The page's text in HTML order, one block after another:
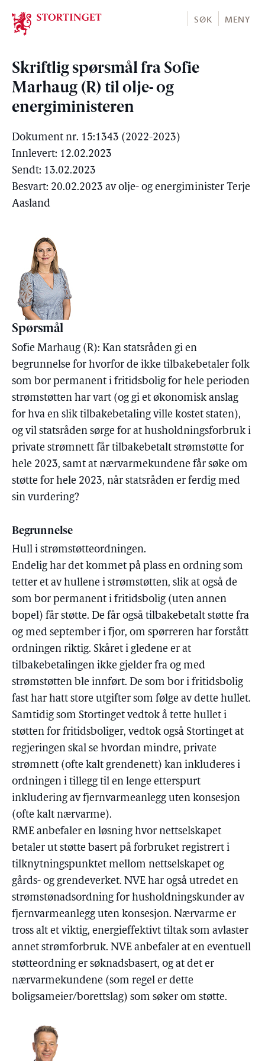
Stortinget.no
SØK MENY
Skriftlig spørsmål fra Sofie
Marhaug (R) til olje- og
energiministeren
Dokument nr. 15:1343 (2022-2023)
Innlevert: 12.02.2023
Sendt: 13.02.2023
Besvart: 20.02.2023 av olje- og energiminister Terje
Aasland
Spørsmål
Sofie Marhaug (R): Kan statsråden gi en
begrunnelse for hvorfor de ikke tilbakebetaler folk
som bor permanent i fritidsbolig for hele perioden
strømstøtten har vart (og gi et økonomisk anslag
for hva en slik tilbakebetaling ville kostet staten),
og vil statsråden sørge for at husholdningsforbruk i
private strømnett får tilbakebetalt strømstøtte for
hele 2023, samt at nærvarmekundene får søke om
støtte for hele 2023, når statsråden er ferdig med
sin vurdering?
Begrunnelse
Hull i strømstøtteordningen.
Endelig har det kommet på plass en ordning som
tetter et av hullene i strømstøtten, slik at også de
som bor permanent i fritidsbolig (uten annen
bopel) får støtte. De får også tilbakebetalt støtte fra
og med september i fjor, om spørreren har forstått
ordningen riktig. Skåret i gledene er at
tilbakebetalingen ikke gjelder fra og med
strømstøtten ble innført. De som bor i fritidsbolig
fast har hatt store utgifter som følge av dette hullet.
Samtidig som Stortinget vedtok å tette hullet i
støtten for fritidsboliger, vedtok også Stortinget at
regjeringen skal se hvordan mindre, private
strømnett (ofte kalt grendenett) kan inkluderes i
ordningen i tillegg til en lenge etterspurt
inkludering av fjernvarmeanlegg uten konsesjon
(ofte kalt nærvarme).
RME anbefaler en løsning hvor nettselskapet
betaler ut støtte basert på forbruket registrert i
tilknytningspunktet mellom nettselskapet og
gårds- og grendeverket. NVE har også utredet en
strømstønadsordning for husholdningskunder av
fjernvarmeanlegg uten konsesjon. Nærvarme er
tross alt et viktig, energieffektivt tiltak som avlaster
annet strømforbruk. NVE anbefaler at en eventuell
støtteordning er søknadsbasert, og at det er
nærvarmekundene (som regel er dette
boligsameier/borettslag) som søker om støtte.